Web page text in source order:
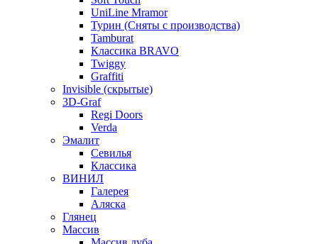
UniLine Mramor
Турин (Сняты с производства)
Tamburat
Классика BRAVO
Twiggy
Graffiti
Invisible (скрытые)
3D-Graf
Regi Doors
Verda
Эмалит
Севилья
Классика
ВИНИЛ
Галерея
Аляска
Глянец
Массив